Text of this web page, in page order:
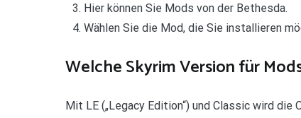
Hier können Sie Mods von der Bethesda.
Wählen Sie die Mod, die Sie installieren
Welche Skyrim Version für
Mit LE („Legacy Edition“) und Classic wird